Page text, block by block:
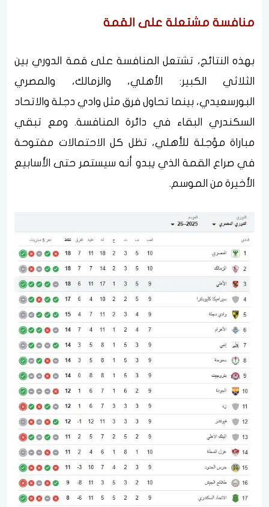
منافسة مشتعلة على القمة
بهذه النتائج، تشتعل المنافسة على قمة الدوري بين
الثلاثي الكبير: الأهلي، والزمالك، والمصري
البورسعيدي، بينما تحاول فرق مثل وادي دجلة والاتحاد
السكندري البقاء في دائرة المنافسة. ومع تبقي
مباراة مؤجلة للأهلي، تظل كل الاحتمالات مفتوحة
في صراع القمة الذي يبدو أنه سيستمر حتى الأسابيع
الأخيرة من الموسم.